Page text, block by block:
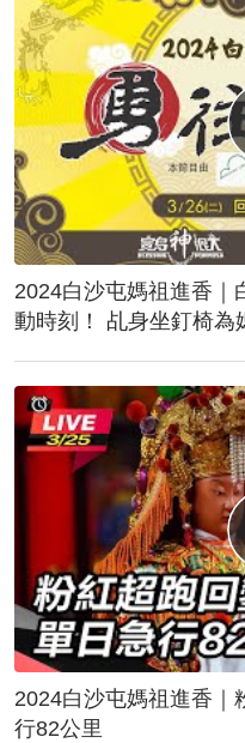
2024白沙屯媽祖進香｜
動時刻！ 乩身坐釘椅為
2024白沙屯媽祖進香｜粉
行82公里